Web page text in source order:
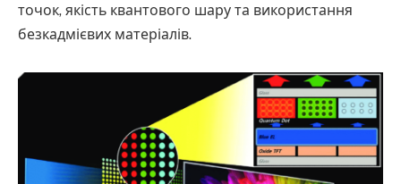
точок, якість квантового шару та використання
безкадмієвих матеріалів.